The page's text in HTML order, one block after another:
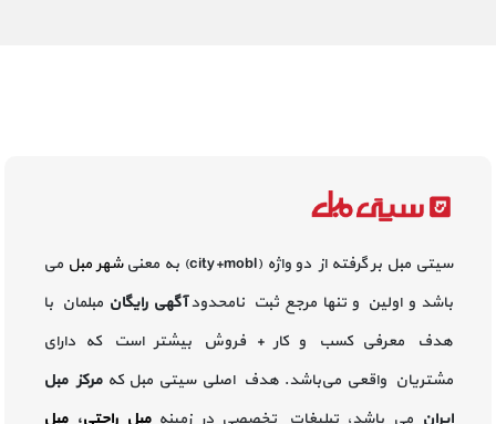
سیتی مبل بر گرفته از دو واژه (city+mobl) به معنی شهر مبل می
باشد و اولین و تنها مرجع ثبت نامحدودآگهی رایگان مبلمان با
هدف معرفی کسب و کار + فروش بیشتر است که دارای
مشتریان واقعی می‌باشد. هدف اصلی سیتی مبل کهمرکز مبل
ایران می باشد، تبلیغات تخصصی در زمینه مبل راحتی،مبل